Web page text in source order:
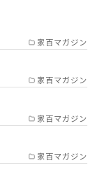
和市 /
家百マガジン
家百マガジン
家百マガジン
家百マガジン